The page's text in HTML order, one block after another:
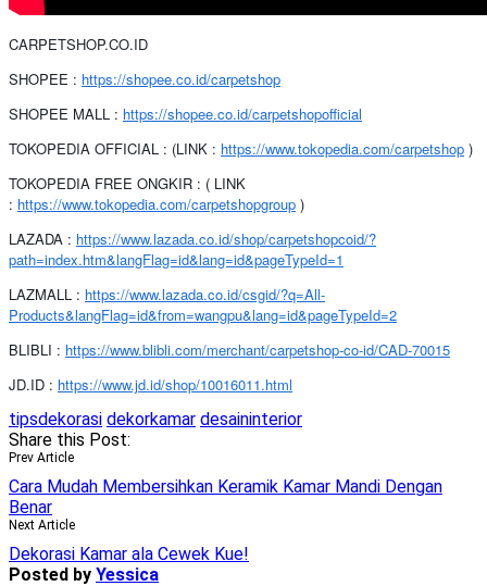
CARPETSHOP.CO.ID
SHOPEE : https://shopee.co.id/carpetshop
SHOPEE MALL : https://shopee.co.id/carpetshopofficial
TOKOPEDIA OFFICIAL : (LINK : https://www.tokopedia.com/carpetshop )
TOKOPEDIA FREE ONGKIR : ( LINK
: https://www.tokopedia.com/carpetshopgroup )
LAZADA : https://www.lazada.co.id/shop/carpetshopcoid/?
path=index.htm&langFlag=id&lang=id&pageTypeId=1
LAZMALL : https://www.lazada.co.id/csgid/?q=All-
Products&langFlag=id&from=wangpu&lang=id&pageTypeId=2
BLIBLI : https://www.blibli.com/merchant/carpetshop-co-id/CAD-70015
JD.ID : https://www.jd.id/shop/10016011.html
tipsdekorasi dekorkamar desaininterior
Share this Post:
Prev Article
Cara Mudah Membersihkan Keramik Kamar Mandi Dengan
Benar
Next Article
Dekorasi Kamar ala Cewek Kue!
Posted by Yessica